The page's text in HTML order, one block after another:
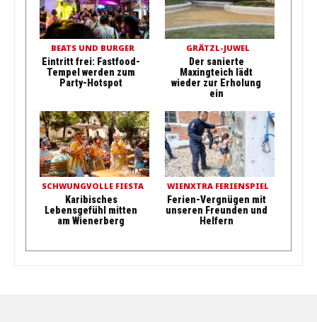
BEATS UND BURGER
Eintritt frei: Fastfood-
Tempel werden zum
Party-Hotspot
GRÄTZL-JUWEL
Der sanierte
Maxingteich lädt
wieder zur Erholung
ein
SCHWUNGVOLLE FIESTA
Karibisches
Lebensgefühl mitten
am Wienerberg
WIENXTRA FERIENSPIEL
Ferien-Vergnügen mit
unseren Freunden und
Helfern